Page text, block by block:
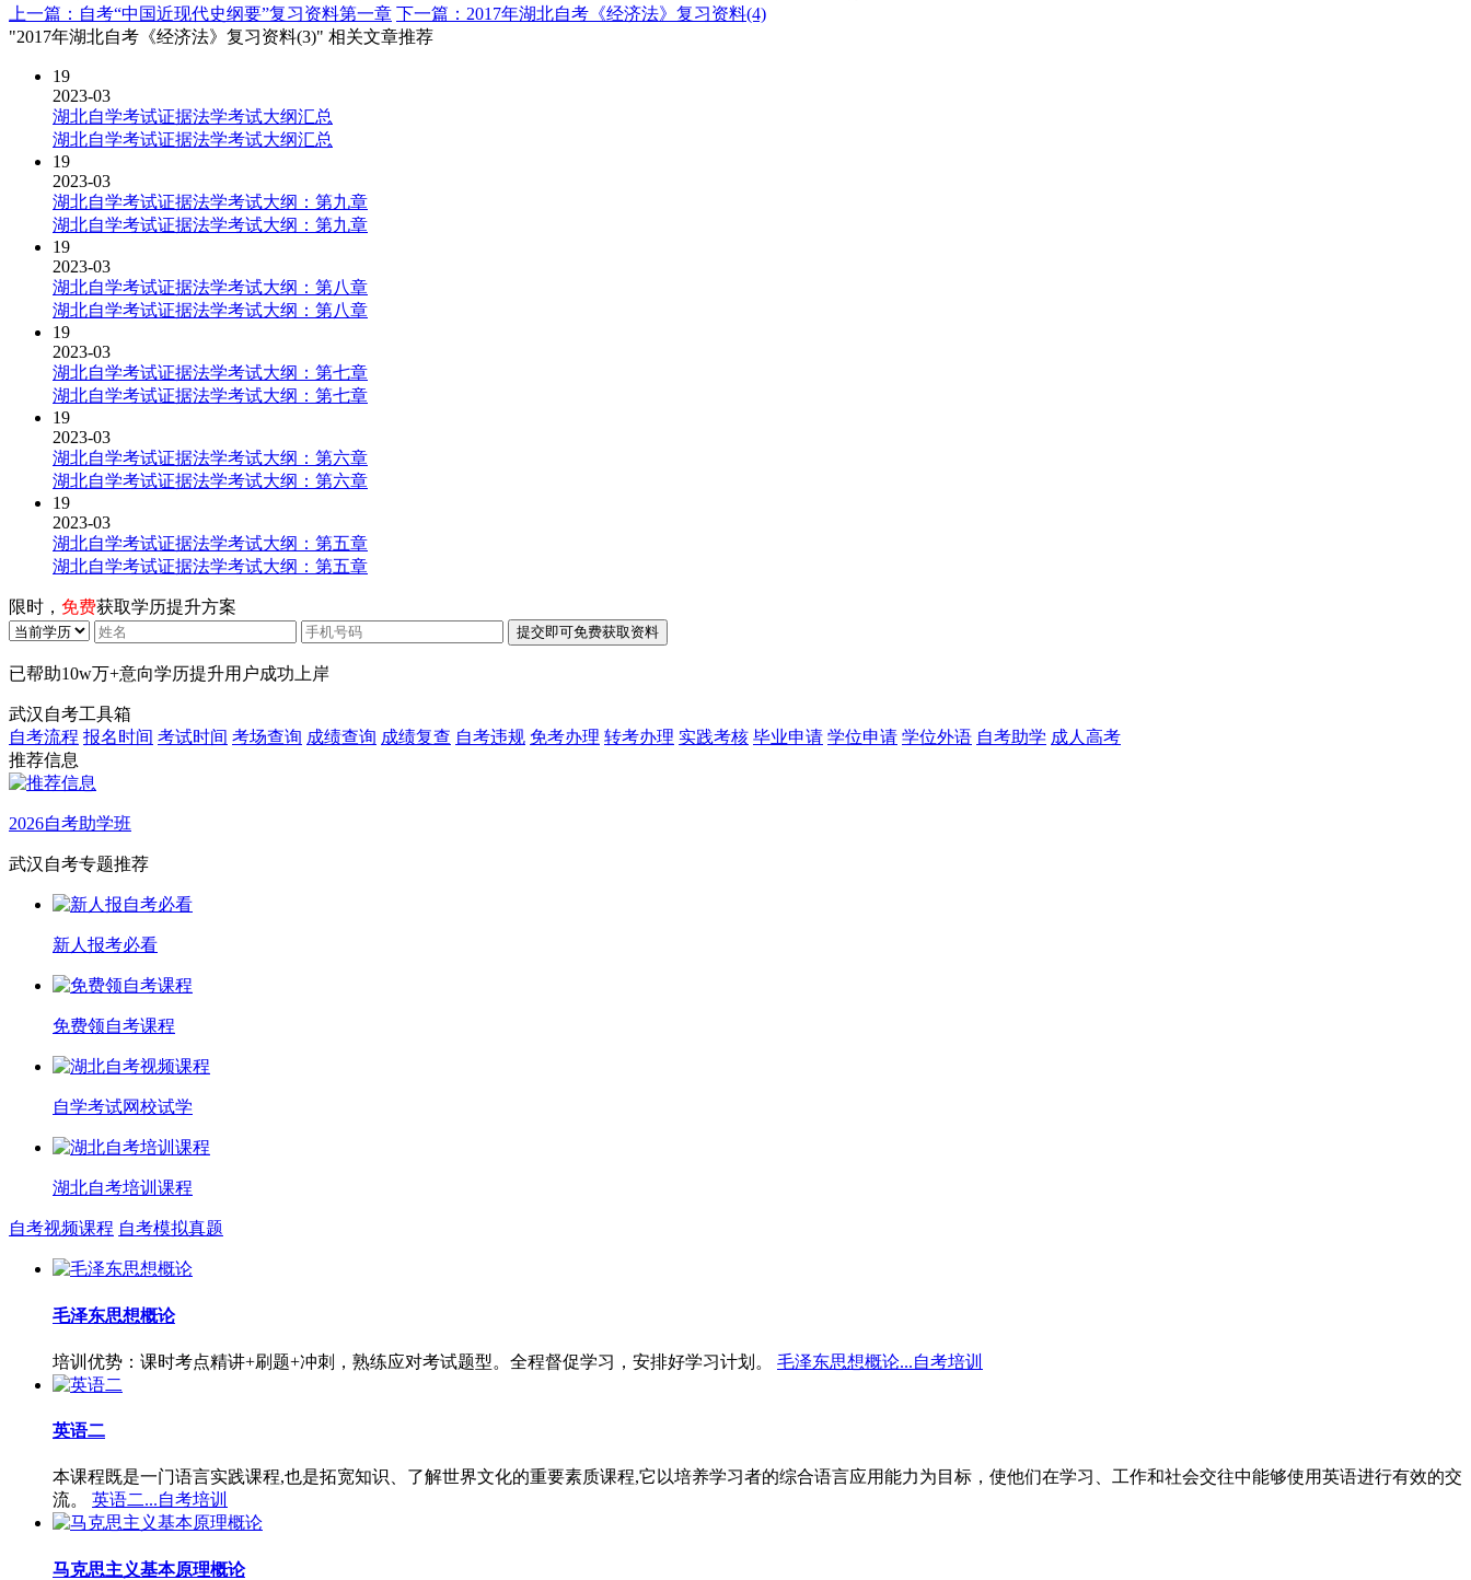
上一篇：自考“中国近现代史纲要”复习资料第一章 下一篇：2017年湖北自考《经济法》复习资料(4)
"2017年湖北自考《经济法》复习资料(3)" 相关文章推荐
19
2023-03
湖北自学考试证据法学考试大纲汇总
湖北自学考试证据法学考试大纲汇总
19
2023-03
湖北自学考试证据法学考试大纲：第九章
湖北自学考试证据法学考试大纲：第九章
19
2023-03
湖北自学考试证据法学考试大纲：第八章
湖北自学考试证据法学考试大纲：第八章
19
2023-03
湖北自学考试证据法学考试大纲：第七章
湖北自学考试证据法学考试大纲：第七章
19
2023-03
湖北自学考试证据法学考试大纲：第六章
湖北自学考试证据法学考试大纲：第六章
19
2023-03
湖北自学考试证据法学考试大纲：第五章
湖北自学考试证据法学考试大纲：第五章
限时， 免费获取学历提升方案
已帮助10w万+意向学历提升用户成功上岸
武汉自考工具箱
自考流程 报名时间 考试时间 考场查询 成绩查询 成绩复查 自考违规 免考办理 转考办理 实践考核 毕业申请 学位申请 学位外语 自考助学 成人高考
推荐信息
2026自考助学班
武汉自考专题推荐
新人报考必看
免费领自考课程
自学考试网校试学
湖北自考培训课程
自考视频课程 自考模拟真题
毛泽东思想概论
培训优势：课时考点精讲+刷题+冲刺，熟练应对考试题型。全程督促学习，安排好学习计划。 毛泽东思想概论...自考培训
英语二
本课程既是一门语言实践课程,也是拓宽知识、了解世界文化的重要素质课程,它以培养学习者的综合语言应用能力为目标，使他们在学习、工作和社会交往中能够使用英语进行有效的交
流。
英语二...自考培训
马克思主义基本原理概论